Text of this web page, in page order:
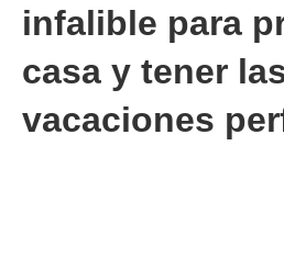
infalible para
casa y tener
vacaciones